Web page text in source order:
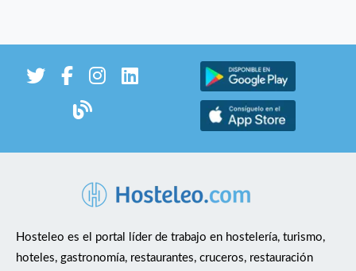
Hosteleo es el portal líder de trabajo en hostelería, turismo,
hoteles, gastronomía, restaurantes, cruceros, restauración